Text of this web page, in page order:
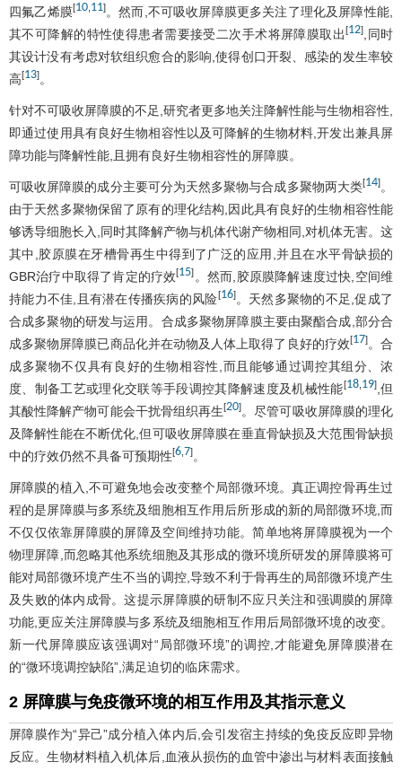
四氟乙烯膜[10,11]。然而,不可吸收屏障膜更多关注了理化及屏障性能,
其不可降解的特性使得患者需要接受二次手术将屏障膜取出[12] ,同时
其设计没有考虑对软组织愈合的影响,使得创口开裂、感染的发生率较
高[13] 。
针对不可吸收屏障膜的不足,研究者更多地关注降解性能与生物相容性,
即通过使用具有良好生物相容性以及可降解的生物材料,开发出兼具屏
障功能与降解性能,且拥有良好生物相容性的屏障膜。
可吸收屏障膜的成分主要可分为天然多聚物与合成多聚物两大类[14]。
由于天然多聚物保留了原有的理化结构,因此具有良好的生物相容性能
够诱导细胞长入,同时其降解产物与机体代谢产物相同,对机体无害。这
其中,胶原膜在牙槽骨再生中得到了广泛的应用,并且在水平骨缺损的
GBR治疗中取得了肯定的疗效[15] 。然而,胶原膜降解速度过快,空间维
持能力不佳,且有潜在传播疾病的风险[16]。天然多聚物的不足,促成了
合成多聚物的研发与运用。合成多聚物屏障膜主要由聚酯合成,部分合
成多聚物屏障膜已商品化并在动物及人体上取得了良好的疗效[17]。合
成多聚物不仅具有良好的生物相容性,而且能够通过调控其组分、浓
度、制备工艺或理化交联等手段调控其降解速度及机械性能[18,19],但
其酸性降解产物可能会干扰骨组织再生[20] 。尽管可吸收屏障膜的理化
及降解性能在不断优化,但可吸收屏障膜在垂直骨缺损及大范围骨缺损
中的疗效仍然不具备可预期性[6,7] 。
屏障膜的植入,不可避免地会改变整个局部微环境。真正调控骨再生过
程的是屏障膜与多系统及细胞相互作用后所形成的新的局部微环境,而
不仅仅依靠屏障膜的屏障及空间维持功能。简单地将屏障膜视为一个
物理屏障,而忽略其他系统细胞及其形成的微环境所研发的屏障膜将可
能对局部微环境产生不当的调控,导致不利于骨再生的局部微环境产生
及失败的体内成骨。这提示屏障膜的研制不应只关注和强调膜的屏障
功能,更应关注屏障膜与多系统及细胞相互作用后局部微环境的改变。
新一代屏障膜应该强调对“局部微环境”的调控,才能避免屏障膜潜在
的“微环境调控缺陷”,满足迫切的临床需求。
2 屏障膜与免疫微环境的相互作用及其指示意义
屏障膜作为“异己”成分植入体内后,会引发宿主持续的免疫反应即异物
反应。生物材料植入机体后,血液从损伤的血管中渗出与材料表面接触